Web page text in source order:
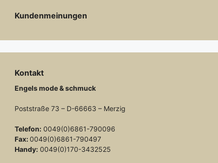
Kundenmeinungen
Kontakt
Engels mode & schmuck
Poststraße 73 – D-66663 – Merzig
Telefon: 0049(0)6861-790096
Fax: 0049(0)6861-790497
Handy: 0049(0)170-3432525